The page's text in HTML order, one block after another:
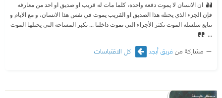
ان الانسان لا يموت دفعة واحدة، كلما مات له قريب او صديق او احد من معارفه
فإن الجزء الذي يحتله هذا الصديق او القريب يموت في نفس هذا الانسان، و مع الايام و
تتابع سلسلة الموت تكثر الأجزاء التي تموت داخلنا ... تكبر المساحة التي يحتلها الموت
...
مشاركة من فريق أبجد كل الاقتباسات